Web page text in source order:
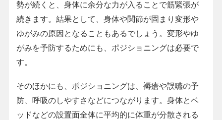
勢が続くと、身体に余分な力が入ることで筋緊張が
続きます。結果として、身体や関節が固まり変形や
ゆがみの原因となることもあるでしょう。変形やゆ
がみを予防するためにも、ポジショニングは必要で
す。
そのほかにも、ポジショニングは、褥瘡や誤嚥の予
防、呼吸のしやすさなどにつながります。身体とベ
ッドなどの設置面全体に平均的に体重が分散される